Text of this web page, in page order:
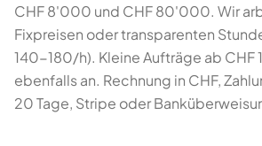
CHF 8'000 und CHF 80'000. Wir
Fixpreisen oder transparenten
140-180/h). Kleine Aufträge ab CHF
ebenfalls an. Rechnung in CHF,
20 Tage, Stripe oder